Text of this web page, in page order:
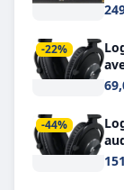
-22%
-44%